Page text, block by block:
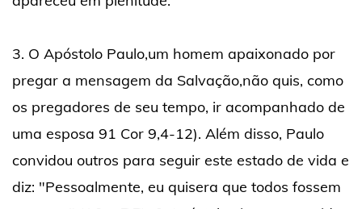
3. O Apóstolo Paulo,um homem apaixonado por
pregar a mensagem da Salvação,não quis, como
os pregadores de seu tempo, ir acompanhado de
uma esposa 91 Cor 9,4-12). Além disso, Paulo
convidou outros para seguir este estado de vida e
diz: "Pessoalmente, eu quisera que todos fossem